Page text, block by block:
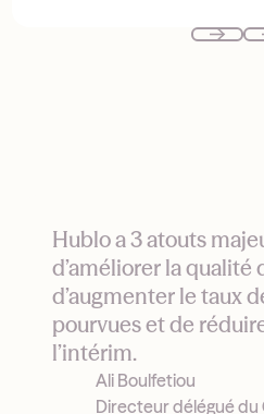
Hublo a 3 atouts
d’améliorer la qualité
d’augmenter le taux
pourvues et de
l’intérim.
Ali Boulfetiou
Directeur délégué du